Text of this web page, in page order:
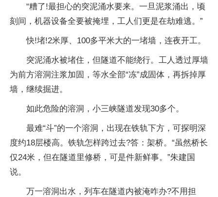
“糟了!最担心的突泥涌水要来。一旦泥浆涌出，顷
刻间，机器设备全要被掩埋，工人们更是在劫难逃。”
快!堵!2米厚、100多平米大的一堵墙，连夜开工。
突泥涌水被堵住，但隧道不能绕行。工人透过厚墙
为前方溶洞注浆加固，等水全部“冻”成固体，再拆掉厚
墙，继续掘进。
如此危险的溶洞，小三峡隧道发现30多个。
最难“斗”的一个溶洞，出现在铁轨下方，可探明深
度约18层楼高。铁轨怎样跨过去?答：架桥。“虽然桥长
仅24米，但在隧道里修桥，可是件新鲜事。”朱建国
说。
万一溶洞出水，列车在隧道内被淹咋办?不用担